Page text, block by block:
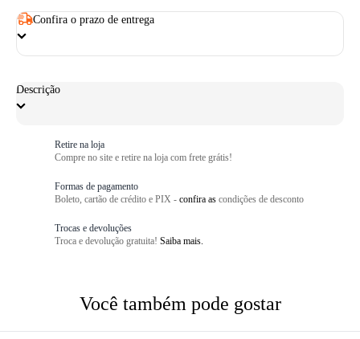
Confira o prazo de entrega
Descrição
Retire na loja
Compre no site e retire na loja com frete grátis!
Formas de pagamento
Boleto, cartão de crédito e PIX - confira as condições de desconto
Trocas e devoluções
Troca e devolução gratuita! Saiba mais.
Você também pode gostar